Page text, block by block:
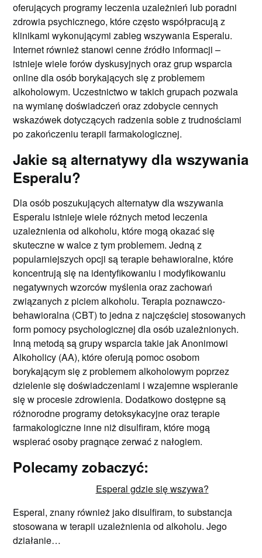
oferujących programy leczenia uzależnień lub poradni
zdrowia psychicznego, które często współpracują z
klinikami wykonującymi zabieg wszywania Esperalu.
Internet również stanowi cenne źródło informacji –
istnieje wiele forów dyskusyjnych oraz grup wsparcia
online dla osób borykających się z problemem
alkoholowym. Uczestnictwo w takich grupach pozwala
na wymianę doświadczeń oraz zdobycie cennych
wskazówek dotyczących radzenia sobie z trudnościami
po zakończeniu terapii farmakologicznej.
Jakie są alternatywy dla wszywania
Esperalu?
Dla osób poszukujących alternatyw dla wszywania
Esperalu istnieje wiele różnych metod leczenia
uzależnienia od alkoholu, które mogą okazać się
skuteczne w walce z tym problemem. Jedną z
popularniejszych opcji są terapie behawioralne, które
koncentrują się na identyfikowaniu i modyfikowaniu
negatywnych wzorców myślenia oraz zachowań
związanych z piciem alkoholu. Terapia poznawczo-
behawioralna (CBT) to jedna z najczęściej stosowanych
form pomocy psychologicznej dla osób uzależnionych.
Inną metodą są grupy wsparcia takie jak Anonimowi
Alkoholicy (AA), które oferują pomoc osobom
borykającym się z problemem alkoholowym poprzez
dzielenie się doświadczeniami i wzajemne wspieranie
się w procesie zdrowienia. Dodatkowo dostępne są
różnorodne programy detoksykacyjne oraz terapie
farmakologiczne inne niż disulfiram, które mogą
wspierać osoby pragnące zerwać z nałogiem.
Polecamy zobaczyć:
Esperal gdzie się wszywa?
Esperal, znany również jako disulfiram, to substancja
stosowana w terapii uzależnienia od alkoholu. Jego
działanie…